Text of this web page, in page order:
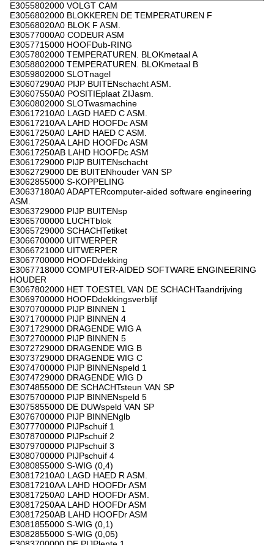
E3055802000 VOLGT CAM
E3056802000 BLOKKEREN DE TEMPERATUREN F
E30568020A0 BLOK F ASM.
E30577000A0 CODEUR ASM
E3057715000 HOOFDub-RING
E3057802000 TEMPERATUREN. BLOKmetaal A
E3058802000 TEMPERATUREN. BLOKmetaal B
E3059802000 SLOTnagel
E30607290A0 PIJP BUITENschacht ASM.
E30607550A0 POSITIEplaat ZIJasm.
E3060802000 SLOTwasmachine
E30617210A0 LAGD HAED C ASM.
E30617210AA LAHD HOOFDc ASM
E30617250A0 LAHD HAED C ASM.
E30617250AA LAHD HOOFDc ASM
E30617250AB LAHD HOOFDc ASM
E3061729000 PIJP BUITENschacht
E3062729000 DE BUITENhouder VAN SP
E3062855000 S-KOPPELING
E30637180A0 ADAPTERcomputer-aided software engineering
ASM.
E3063729000 PIJP BUITENsp
E3065700000 LUCHTblok
E3065729000 SCHACHTetiket
E3066700000 UITWERPER
E3066721000 UITWERPER
E3067700000 HOOFDdekking
E3067718000 COMPUTER-AIDED SOFTWARE ENGINEERING
HOUDER
E3067802000 HET TOESTEL VAN DE SCHACHTaandrijving
E3069700000 HOOFDdekkingsverblijf
E3070700000 PIJP BINNEN 1
E3071700000 PIJP BINNEN 4
E3071729000 DRAGENDE WIG A
E3072700000 PIJP BINNEN 5
E3072729000 DRAGENDE WIG B
E3073729000 DRAGENDE WIG C
E3074700000 PIJP BINNENspeld 1
E3074729000 DRAGENDE WIG D
E3074855000 DE SCHACHTsteun VAN SP
E3075700000 PIJP BINNENspeld 5
E3075855000 DE DUWspeld VAN SP
E3076700000 PIJP BINNENglb
E3077700000 PIJPschuif 1
E3078700000 PIJPschuif 2
E3079700000 PIJPschuif 3
E3080700000 PIJPschuif 4
E3080855000 S-WIG (0,4)
E30817210A0 LAGD HAED R ASM.
E30817210AA LAHD HOOFDr ASM
E30817250A0 LAHD HOOFDr ASM.
E30817250AA LAHD HOOFDr ASM
E30817250AB LAHD HOOFDr ASM
E3081855000 S-WIG (0,1)
E3082855000 S-WIG (0,05)